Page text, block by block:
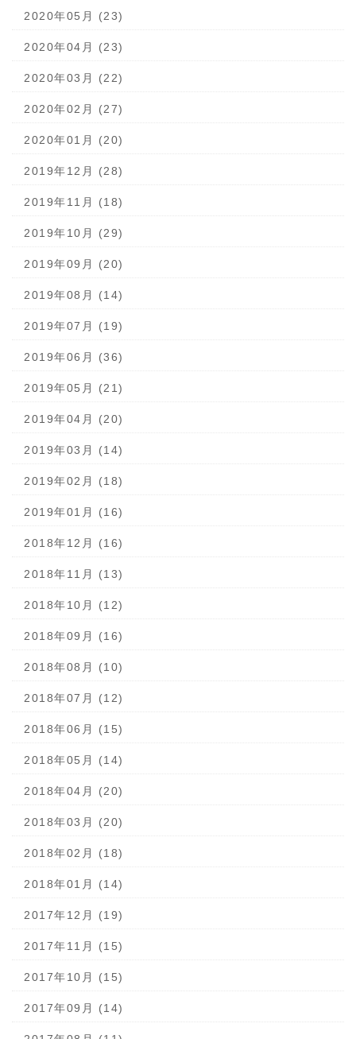
2020年05月 (23)
2020年04月 (23)
2020年03月 (22)
2020年02月 (27)
2020年01月 (20)
2019年12月 (28)
2019年11月 (18)
2019年10月 (29)
2019年09月 (20)
2019年08月 (14)
2019年07月 (19)
2019年06月 (36)
2019年05月 (21)
2019年04月 (20)
2019年03月 (14)
2019年02月 (18)
2019年01月 (16)
2018年12月 (16)
2018年11月 (13)
2018年10月 (12)
2018年09月 (16)
2018年08月 (10)
2018年07月 (12)
2018年06月 (15)
2018年05月 (14)
2018年04月 (20)
2018年03月 (20)
2018年02月 (18)
2018年01月 (14)
2017年12月 (19)
2017年11月 (15)
2017年10月 (15)
2017年09月 (14)